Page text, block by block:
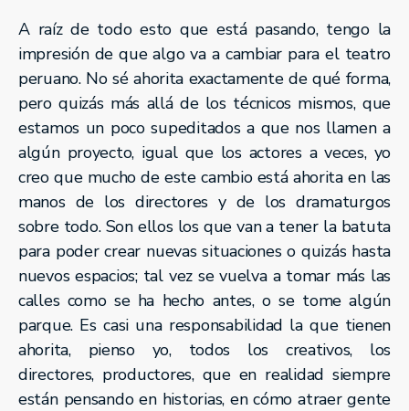
A raíz de todo esto que está pasando, tengo la
impresión de que algo va a cambiar para el teatro
peruano. No sé ahorita exactamente de qué forma,
pero quizás más allá de los técnicos mismos, que
estamos un poco supeditados a que nos llamen a
algún proyecto, igual que los actores a veces, yo
creo que mucho de este cambio está ahorita en las
manos de los directores y de los dramaturgos
sobre todo. Son ellos los que van a tener la batuta
para poder crear nuevas situaciones o quizás hasta
nuevos espacios; tal vez se vuelva a tomar más las
calles como se ha hecho antes, o se tome algún
parque. Es casi una responsabilidad la que tienen
ahorita, pienso yo, todos los creativos, los
directores, productores, que en realidad siempre
están pensando en historias, en cómo atraer gente